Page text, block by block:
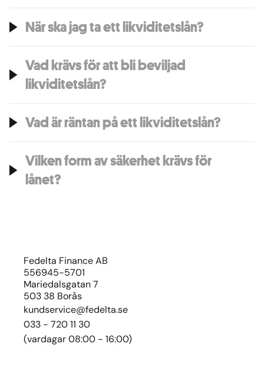
När ska jag ta ett likviditetslån?
Vad krävs för att bli beviljad
likviditetslån?
Vad är räntan på ett likviditetslån?
Vilken form av säkerhet krävs för
lånet?
Fedelta Finance AB
556945-5701
Mariedalsgatan 7
503 38 Borås
kundservice@fedelta.se
033 - 720 11 30
(vardagar 08:00 - 16:00)